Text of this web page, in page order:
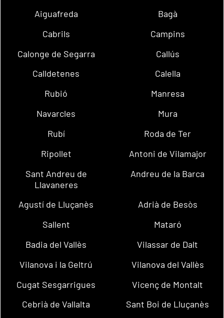
Aiguafreda
Bagà
Cabrils
Campins
Calonge de Segarra
Callús
Calldetenes
Calella
Rubió
Manresa
Navarcles
Mura
Rubí
Roda de Ter
Ripollet
Antoni de Vilamajor
Sant Andreu de
Llavaneres
Andreu de la Barca
Agustí de Lluçanès
Adrià de Besòs
Sallent
Mataró
Badia del Vallès
Vilassar de Dalt
Vilanova i la Geltrú
Vilanova del Vallès
Cugat Sesgarrigues
Vicenç de Montalt
Cebrià de Vallalta
Sant Boi de Lluçanès